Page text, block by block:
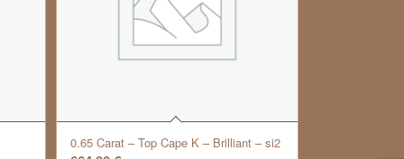
0.65 Carat – Top Cape K – Brilliant – si2